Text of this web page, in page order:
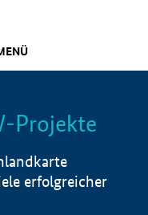
Info
Projekte
erfolgreicher